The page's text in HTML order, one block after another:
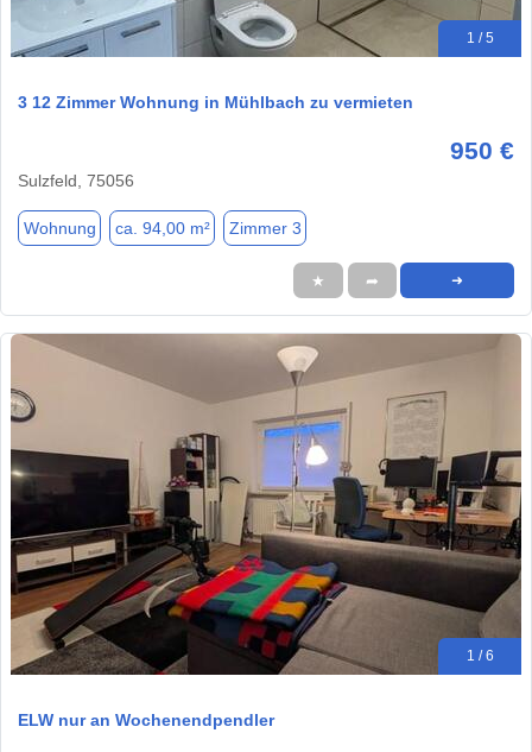
1 / 5
3 12 Zimmer Wohnung in Mühlbach zu vermieten
950 €
Sulzfeld, 75056
Wohnung ca. 94,00 m² Zimmer 3
★ ➦ ➜
1 / 6
ELW nur an Wochenendpendler